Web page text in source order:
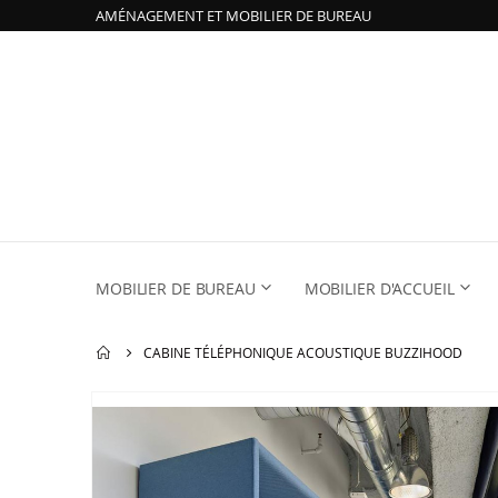
AMÉNAGEMENT ET MOBILIER DE BUREAU
MOBILIER DE BUREAU MOBILIER D'ACCUEIL
CABINE TÉLÉPHONIQUE ACOUSTIQUE BUZZIHOOD